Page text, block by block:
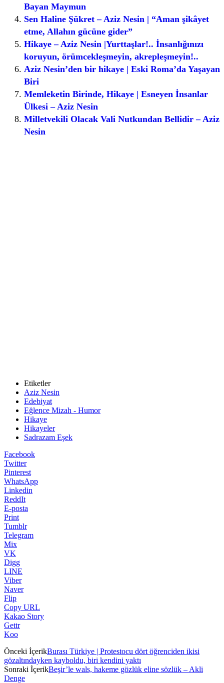
Bayan Maymun
Sen Haline Şükret – Aziz Nesin | “Aman şikâyet
etme, Allahın gücüne gider”
Hikaye – Aziz Nesin |Yurttaşlar!.. İnsanlığınızı
koruyun, örümcekleşmeyin, akrepleşmeyin!..
Aziz Nesin’den bir hikaye | Eski Roma’da Yaşayan
Biri
Memleketin Birinde, Hikaye | Esneyen İnsanlar
Ülkesi – Aziz Nesin
Milletvekili Olacak Vali Nutkundan Bellidir – Aziz
Nesin
Etiketler
Aziz Nesin
Edebiyat
Eğlence Mizah - Humor
Hikaye
Hikayeler
Sadrazam Eşek
Facebook
Twitter
Pinterest
WhatsApp
Linkedin
ReddIt
E-posta
Print
Tumblr
Telegram
Mix
VK
Digg
LINE
Viber
Naver
Flip
Copy URL
Kakao Story
Gettr
Koo
Önceki İçerikBurası Türkiye | Protestocu dört öğrenciden ikisi
gözaltındayken kayboldu, biri kendini yaktı
Sonraki İçerikBeşir’le wals, hakeme gözlük eline sözlük – Akli
Denge